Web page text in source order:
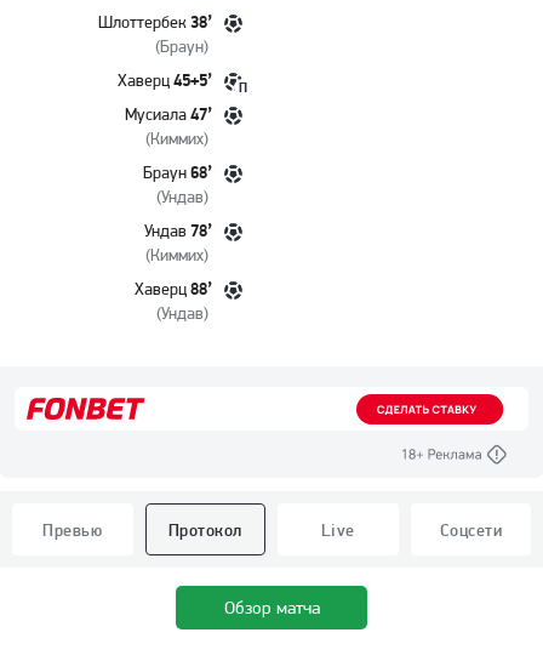
Шлоттербек 38’
(Браун)
Хаверц 45+5’ П
Мусиала 47’
(Киммих)
Браун 68’
(Ундав)
Ундав 78’
(Киммих)
Хаверц 88’
(Ундав)
Превью Протокол Live Соцсети
Обзор матча